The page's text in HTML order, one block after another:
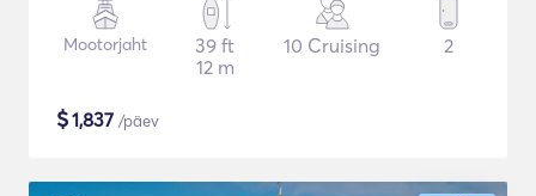
Mootorjaht
39 ft
12 m
10 Cruising 2
$1,837 /päev